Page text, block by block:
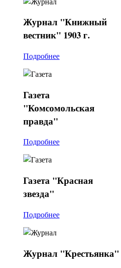
Журнал "Книжный
вестник" 1903 г.
Подробнее
Газета
"Комсомольская
правда"
Подробнее
Газета "Красная
звезда"
Подробнее
Журнал "Крестьянка"